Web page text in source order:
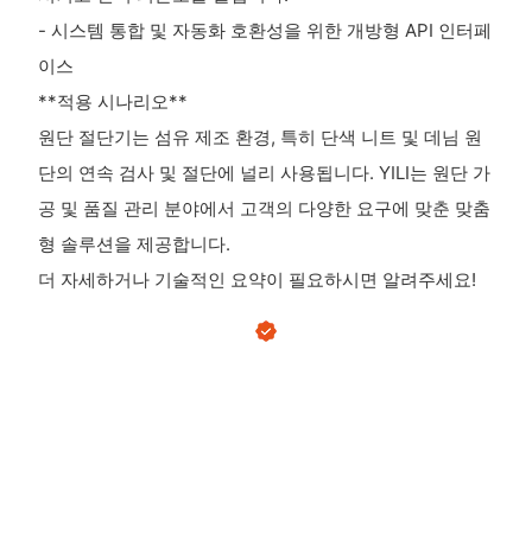
- 시스템 통합 및 자동화 호환성을 위한 개방형 API 인터페
이스
**적용 시나리오**
원단 절단기는 섬유 제조 환경, 특히 단색 니트 및 데님 원
단의 연속 검사 및 절단에 널리 사용됩니다. YILI는 원단 가
공 및 품질 관리 분야에서 고객의 다양한 요구에 맞춘 맞춤
형 솔루션을 제공합니다.
더 자세하거나 기술적인 요약이 필요하시면 알려주세요!